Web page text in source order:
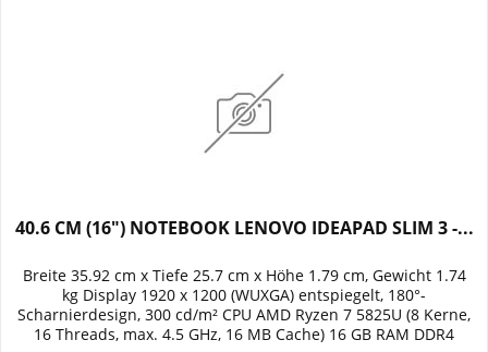
40.6 CM (16") NOTEBOOK LENOVO IDEAPAD SLIM 3 -...
Breite 35.92 cm x Tiefe 25.7 cm x Höhe 1.79 cm, Gewicht 1.74
kg Display 1920 x 1200 (WUXGA) entspiegelt, 180°-
Scharnierdesign, 300 cd/m² CPU AMD Ryzen 7 5825U (8 Kerne,
16 Threads, max. 4.5 GHz, 16 MB Cache) 16 GB RAM DDR4